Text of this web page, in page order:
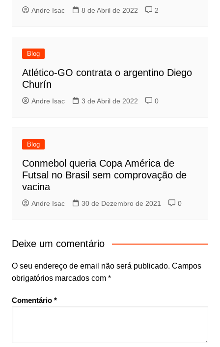
Andre Isac 8 de Abril de 2022 2
Blog
Atlético-GO contrata o argentino Diego
Churín
Andre Isac 3 de Abril de 2022 0
Blog
Conmebol queria Copa América de
Futsal no Brasil sem comprovação de
vacina
Andre Isac 30 de Dezembro de 2021 0
Deixe um comentário
O seu endereço de email não será publicado. Campos
obrigatórios marcados com *
Comentário *